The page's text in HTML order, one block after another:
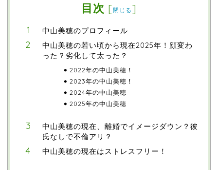
目次 [閉じる ]
中山美穂のプロフィール
中山美穂の若い頃から現在2025年！顔変わ
った？劣化して太った？
2022年の中山美穂！
2023年の中山美穂！
2024年の中山美穂
2025年の中山美穂
中山美穂の現在、離婚でイメージダウン？彼
氏なしで不倫アリ？
中山美穂の現在はストレスフリー！